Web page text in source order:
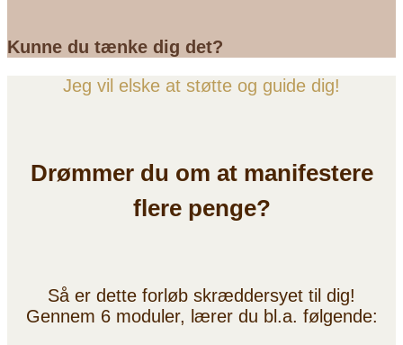
Kunne du tænke dig det?
Jeg vil elske at støtte og guide dig!
Drømmer du om at manifestere
flere penge?
Så er dette forløb skræddersyet til dig!
Gennem 6 moduler, lærer du bl.a. følgende: